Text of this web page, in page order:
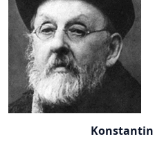
Konstantin